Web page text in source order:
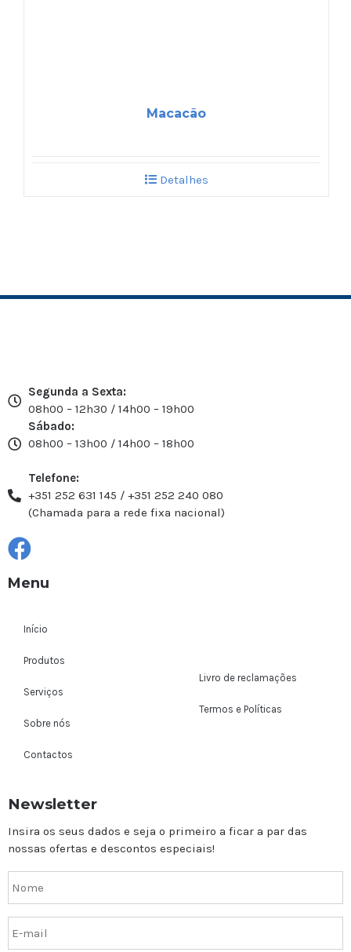
Macacão
Detalhes
Segunda a Sexta:
08h00 – 12h30 / 14h00 – 19h00
Sábado:
08h00 – 13h00 / 14h00 – 18h00
Telefone:
+351 252 631 145 / +351 252 240 080
(Chamada para a rede fixa nacional)
Menu
Início
Produtos
Serviços
Sobre nós
Contactos
Livro de reclamações
Termos e Políticas
Newsletter
Insira os seus dados e seja o primeiro a ficar a par das
nossas ofertas e descontos especiais!